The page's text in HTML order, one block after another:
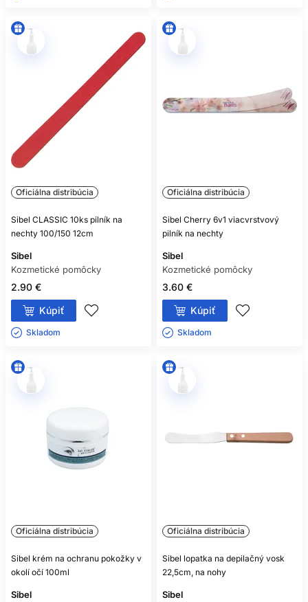
Oficiálna distribúcia
Sibel CLASSIC 10ks pilník na
nechty 100/150 12cm
Sibel
Kozmetické pomôcky
2.90 €
Kúpiť
Skladom ㅤ
Oficiálna distribúcia
Sibel Cherry 6v1 viacvrstvový
pilník na nechty
Sibel
Kozmetické pomôcky
3.60 €
Kúpiť
Skladom ㅤ
Oficiálna distribúcia
Sibel krém na ochranu pokožky v
okolí očí 100ml
Sibel
Oficiálna distribúcia
Sibel lopatka na depilačný vosk
22,5cm, na nohy
Sibel